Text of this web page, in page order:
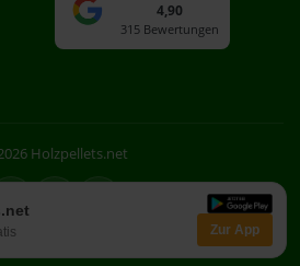
Zur App
4,90
315 Bewertungen
Holzpellets.net
Facebook